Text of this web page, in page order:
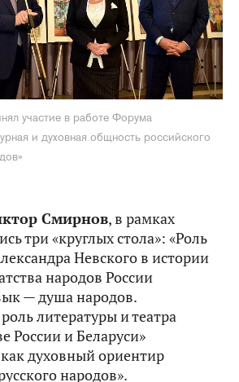
участие в работе Форума
и духовная общность российского
Смирнов, в рамках
три «круглых стола»: «Роль
Невского в истории
народов России
— душа народов.
литературы и театра
России и Беларуси»
духовный ориентир
народов».